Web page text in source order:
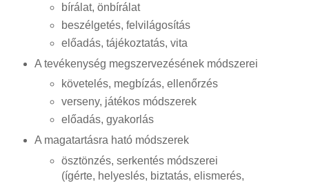
bírálat, önbírálat
beszélgetés, felvilágosítás
előadás, tájékoztatás, vita
A tevékenység megszervezésének módszerei
követelés, megbízás, ellenőrzés
verseny, játékos módszerek
előadás, gyakorlás
A magatartásra ható módszerek
ösztönzés, serkentés módszerei
(ígérte, helyeslés, biztatás, elismerés,